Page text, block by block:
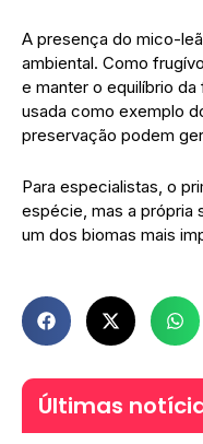
A presença do mico-
ambiental. Como
e manter o equilíbrio
usada como exemplo
preservação podem
Para especialistas, o
espécie, mas a própria
um dos biomas mais
Últimas